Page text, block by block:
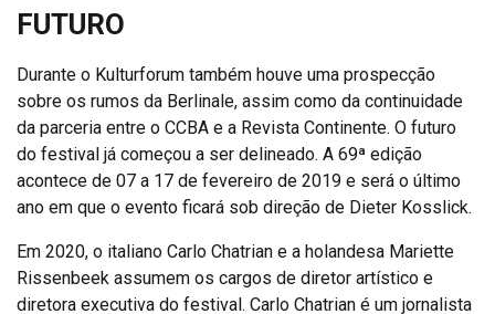
FUTURO
Durante o Kulturforum também houve uma prospecção
sobre os rumos da Berlinale, assim como da continuidade
da parceria entre o CCBA e a Revista Continente. O futuro
do festival já começou a ser delineado. A 69ª edição
acontece de 07 a 17 de fevereiro de 2019 e será o último
ano em que o evento ficará sob direção de Dieter Kosslick.
Em 2020, o italiano Carlo Chatrian e a holandesa Mariette
Rissenbeek assumem os cargos de diretor artístico e
diretora executiva do festival. Carlo Chatrian é um jornalista